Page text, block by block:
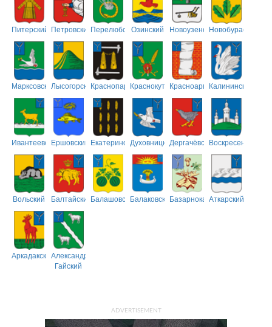
Питерский ПетровскийПерелюбскийОзинский НовоузенскийНовобурасский
МарксовскийЛысогорскийКраснопартизанский
КраснокутскийКрасноармейский
Калининский
ИвантеевскийЕршовский ЕкатериновскийДуховницкийДергачёвскийВоскресенский
Вольский БалтайскийБалашовскийБалаковскийБазарнокарабулакский
Аткарский
АркадакскийАлександрово-
Гайский
ADVERTISEMENT